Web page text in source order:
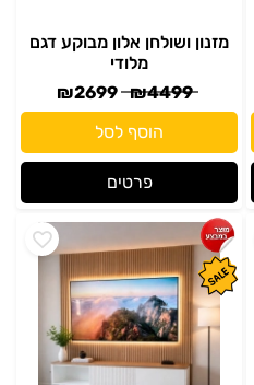
מזנון ושולחן אלון מבוקע דגם
מלודי
₪4499
₪2699
הוסף לסל
פרטים